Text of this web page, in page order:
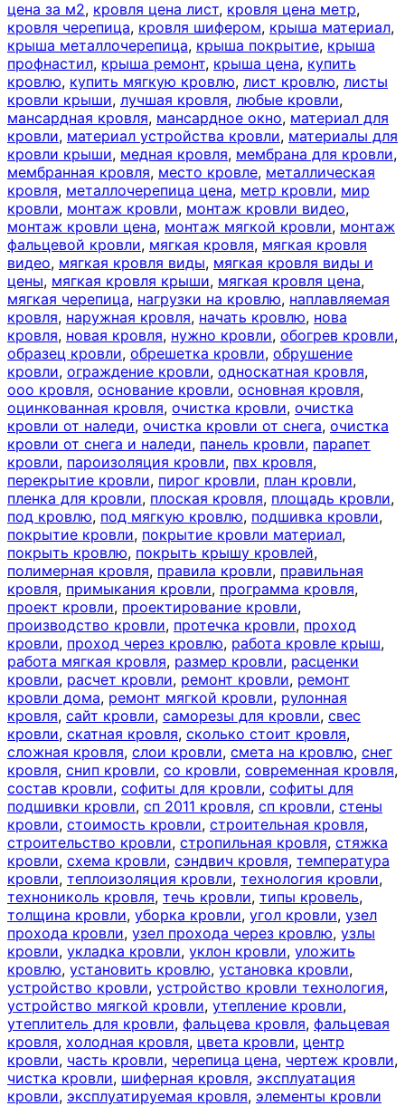
цена за м2, кровля цена лист, кровля цена метр,
кровля черепица, кровля шифером, крыша материал,
крыша металлочерепица, крыша покрытие, крыша
профнастил, крыша ремонт, крыша цена, купить
кровлю, купить мягкую кровлю, лист кровлю, листы
кровли крыши, лучшая кровля, любые кровли,
мансардная кровля, мансардное окно, материал для
кровли, материал устройства кровли, материалы для
кровли крыши, медная кровля, мембрана для кровли,
мембранная кровля, место кровле, металлическая
кровля, металлочерепица цена, метр кровли, мир
кровли, монтаж кровли, монтаж кровли видео,
монтаж кровли цена, монтаж мягкой кровли, монтаж
фальцевой кровли, мягкая кровля, мягкая кровля
видео, мягкая кровля виды, мягкая кровля виды и
цены, мягкая кровля крыши, мягкая кровля цена,
мягкая черепица, нагрузки на кровлю, наплавляемая
кровля, наружная кровля, начать кровлю, нова
кровля, новая кровля, нужно кровли, обогрев кровли,
образец кровли, обрешетка кровли, обрушение
кровли, ограждение кровли, односкатная кровля,
ооо кровля, основание кровли, основная кровля,
оцинкованная кровля, очистка кровли, очистка
кровли от наледи, очистка кровли от снега, очистка
кровли от снега и наледи, панель кровли, парапет
кровли, пароизоляция кровли, пвх кровля,
перекрытие кровли, пирог кровли, план кровли,
пленка для кровли, плоская кровля, площадь кровли,
под кровлю, под мягкую кровлю, подшивка кровли,
покрытие кровли, покрытие кровли материал,
покрыть кровлю, покрыть крышу кровлей,
полимерная кровля, правила кровли, правильная
кровля, примыкания кровли, программа кровля,
проект кровли, проектирование кровли,
производство кровли, протечка кровли, проход
кровли, проход через кровлю, работа кровле крыш,
работа мягкая кровля, размер кровли, расценки
кровли, расчет кровли, ремонт кровли, ремонт
кровли дома, ремонт мягкой кровли, рулонная
кровля, сайт кровли, саморезы для кровли, свес
кровли, скатная кровля, сколько стоит кровля,
сложная кровля, слои кровли, смета на кровлю, снег
кровля, снип кровли, со кровли, современная кровля,
состав кровли, софиты для кровли, софиты для
подшивки кровли, сп 2011 кровля, сп кровли, стены
кровли, стоимость кровли, строительная кровля,
строительство кровли, стропильная кровля, стяжка
кровли, схема кровли, сэндвич кровля, температура
кровли, теплоизоляция кровли, технология кровли,
технониколь кровля, течь кровли, типы кровель,
толщина кровли, уборка кровли, угол кровли, узел
прохода кровли, узел прохода через кровлю, узлы
кровли, укладка кровли, уклон кровли, уложить
кровлю, установить кровлю, установка кровли,
устройство кровли, устройство кровли технология,
устройство мягкой кровли, утепление кровли,
утеплитель для кровли, фальцева кровля, фальцевая
кровля, холодная кровля, цвета кровли, центр
кровли, часть кровли, черепица цена, чертеж кровли,
чистка кровли, шиферная кровля, эксплуатация
кровли, эксплуатируемая кровля, элементы кровли